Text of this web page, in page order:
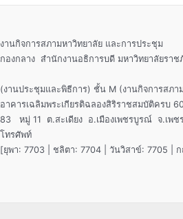
งานกิจการสภามหาวิทยาลัย และการประชุม
กองกลาง สำนักงานอธิการบดี มหาวิทยาลัยรา
(งานประชุมและพิธีการ) ชั้น M (งานกิจการสภา
อาคารเฉลิมพระเกียรติฉลองสิริราชสมบัติครบ
83 หมู่ 11 ต.สะเดียง อ.เมืองเพชรบูรณ์ จ.เพ
โทรศัพท์
[ยุพา: 7703 | ชลิตา: 7704 | วันวิสาข์: 7705 |